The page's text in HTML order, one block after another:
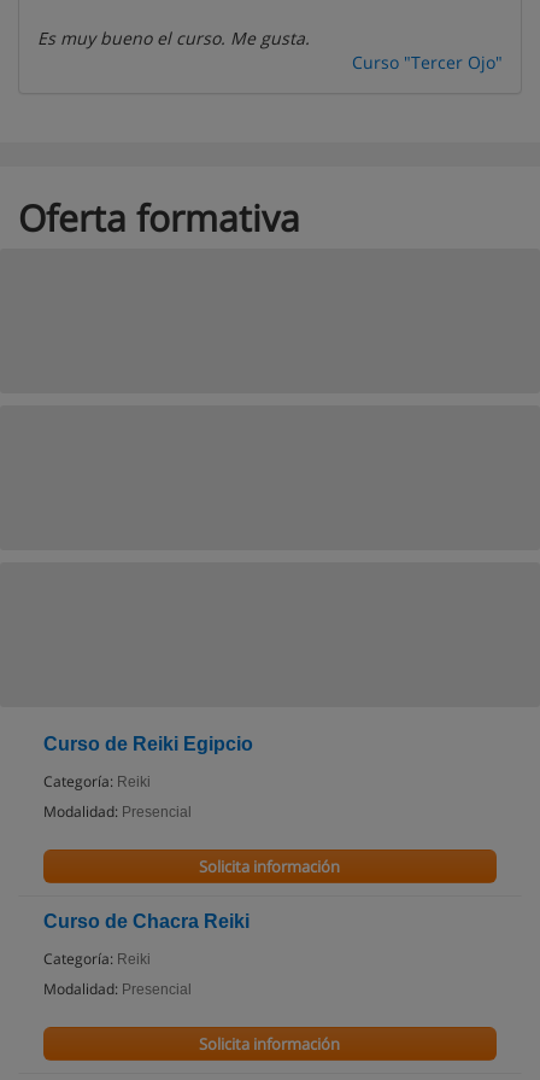
Es muy bueno el curso. Me gusta.
Curso "Tercer Ojo"
Oferta formativa
Curso de Reiki Egipcio
Categoría: Reiki
Modalidad: Presencial
Solicita información
Curso de Chacra Reiki
Categoría: Reiki
Modalidad: Presencial
Solicita información